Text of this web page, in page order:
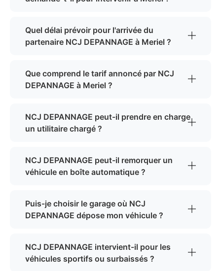
Quel délai prévoir pour l'arrivée du
partenaire NCJ DEPANNAGE à Meriel ?
Que comprend le tarif annoncé par NCJ
DEPANNAGE à Meriel ?
NCJ DEPANNAGE peut-il prendre en charge
un utilitaire chargé ?
NCJ DEPANNAGE peut-il remorquer un
véhicule en boîte automatique ?
Puis-je choisir le garage où NCJ
DEPANNAGE dépose mon véhicule ?
NCJ DEPANNAGE intervient-il pour les
véhicules sportifs ou surbaissés ?